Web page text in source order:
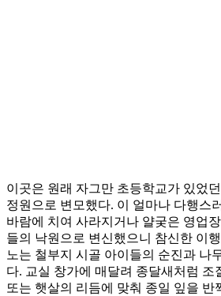
이곳은 원래 자그만 초등학교가 있었
정원으로 변모했다. 이 얼마나 다행스
바람에 치여 사라지거나 얄궂은 영업
들의 낙원으로 변신했으니 참신한 이
노는 철부지 시골 아이들의 순진과 나
다. 교실 창가에 매달려 종달새처럼 조
또는 햇살의 리듬에 맞춰 종일 잎을 반